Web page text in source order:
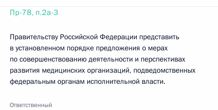
Пр-78, п.2а-3
Правительству Российской Федерации представить
в установленном порядке предложения о мерах
по совершенствованию деятельности и перспективах
развития медицинских организаций, подведомственных
федеральным органам исполнительной власти.
Ответственный